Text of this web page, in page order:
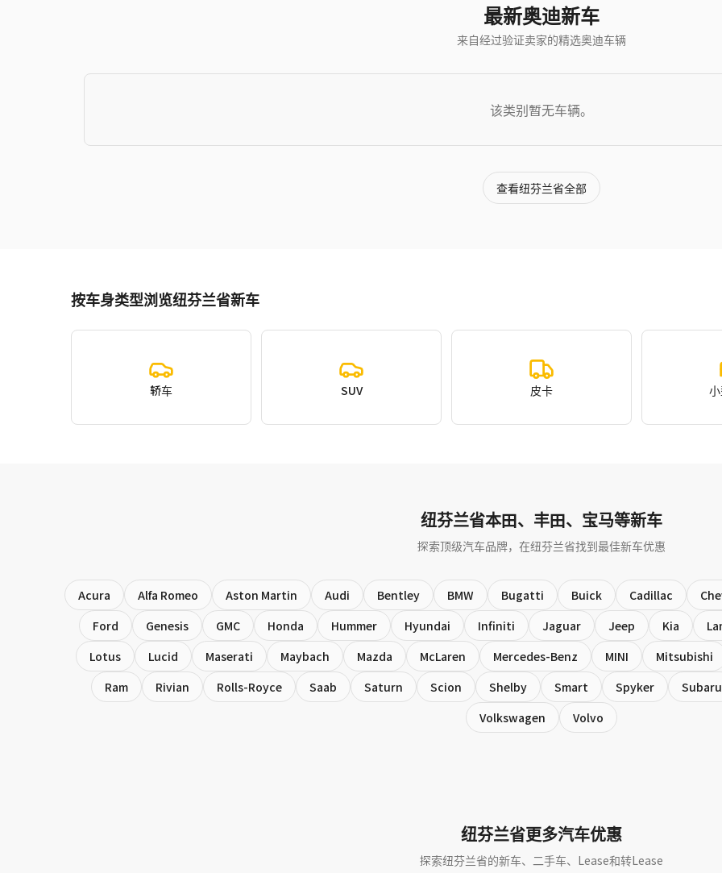
最新奥迪新车
来自经过验证卖家的精选奥迪车辆
该类别暂无车辆。
查看纽芬兰省全部
按车身类型浏览纽芬兰省新车
轿车 SUV 皮卡
纽芬兰省本田、丰田、宝马等新车
探索顶级汽车品牌，在纽芬兰省找到最佳新车优惠
Acura Alfa Romeo Aston Martin Audi Bentley BMW Bugatti Buick Cadillac
Ford
Genesis GMC Honda Hummer Hyundai Infiniti Jaguar Jeep Kia
Lotus
Lucid Maserati Maybach Mazda McLaren Mercedes-Benz MINI
Mitsubishi
Ram
Rivian Rolls-Royce Saab Saturn Scion Shelby Smart Spyker
Subaru
Volkswagen
Volvo
纽芬兰省更多汽车优惠
探索纽芬兰省的新车、二手车、Lease和转Lease